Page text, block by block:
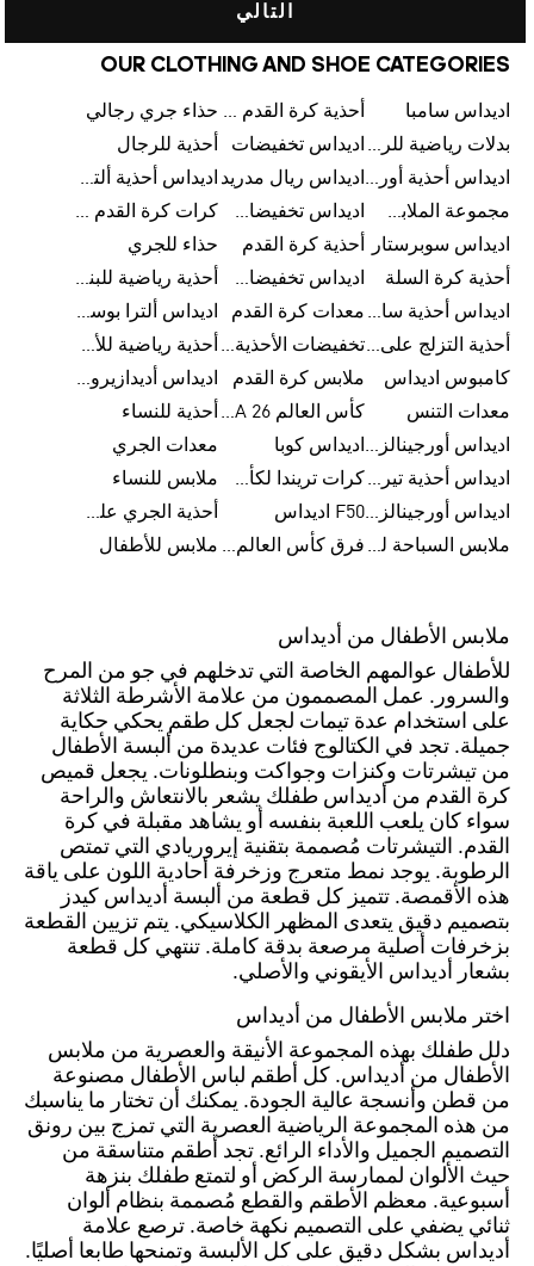
التالي
OUR CLOTHING AND SHOE CATEGORIES
اديداس سامبا أحذية كرة القدم للرجال حذاء جري رجالي
بدلات رياضية للرجال اديداس تخفيضات
أحذية للرجال
اديداس أحذية أورجينالز اديداس ريال مدريد
اديداس أحذية ألترا بوست للرجال
مجموعة الملابس الرياضية
اديداس تخفيضات للأطفال
كرات كرة القدم للرجال
اديداس سوبرستار
أحذية كرة القدم
حذاء للجري
أحذية كرة السلة
اديداس تخفيضات للرجال
أحذية رياضية للبنات
اديداس أحذية سامبا للنساء معدات كرة القدم
اديداس ألترا بوست
أحذية التزلج على اللوح للرجال
تخفيضات الأحذية للرجال
أحذية رياضية للأطفال
كامبوس اديداس
ملابس كرة القدم
اديداس أديدازيرو معدات الجري
معدات التنس
كأس العالم FIFA 26™ أحذية للنساء
اديداس أورجينالز ملابس للنساء اديداس كوبا
معدات الجري
اديداس أحذية تيريكس
كرات تريندا لكأس العالم FIFA 26™
ملابس للنساء
اديداس أورجينالز صنادل للنساءF50 اديداس
أحذية الجري على الطرق الوعرة للرجال
ملابس السباحة للنساء
فرق كأس العالم FIFA 26™ ملابس للأطفال
ملابس الأطفال من أديداس
للأطفال عوالمهم الخاصة التي تدخلهم في جو من المرح
والسرور. عمل المصممون من علامة الأشرطة الثلاثة
على استخدام عدة تيمات لجعل كل طقم يحكي حكاية
جميلة. تجد في الكتالوج فئات عديدة من ألبسة الأطفال
من تيشرتات وكنزات وجواكت وبنطلونات. يجعل قميص
كرة القدم من أديداس طفلك يشعر بالانتعاش والراحة
سواء كان يلعب اللعبة بنفسه أو يشاهد مقبلة في كرة
القدم. التيشرتات مُصممة بتقنية إيروريادي التي تمتص
الرطوبة. يوجد نمط متعرج وزخرفة أحادية اللون على ياقة
هذه الأقمصة. تتميز كل قطعة من ألبسة أديداس كيدز
بتصميم دقيق يتعدى المظهر الكلاسيكي. يتم تزيين القطعة
بزخرفات أصلية مرصعة بدقة كاملة. تنتهي كل قطعة
بشعار أديداس الأيقوني والأصلي.
اختر ملابس الأطفال من أديداس
دلل طفلك بهذه المجموعة الأنيقة والعصرية من ملابس
الأطفال من أديداس. كل أطقم لباس الأطفال مصنوعة
من قطن وأنسجة عالية الجودة. يمكنك أن تختار ما يناسبك
من هذه المجموعة الرياضية العصرية التي تمزج بين رونق
التصميم الجميل والأداء الرائع. تجد أطقم متناسقة من
حيث الألوان لممارسة الركض أو لتمتع طفلك بنزهة
أسبوعية. معظم الأطقم والقطع مُصممة بنظام ألوان
ثنائي يضفي على التصميم نكهة خاصة. ترصع علامة
أديداس بشكل دقيق على كل الألبسة وتمنحها طابعا أصليًا.